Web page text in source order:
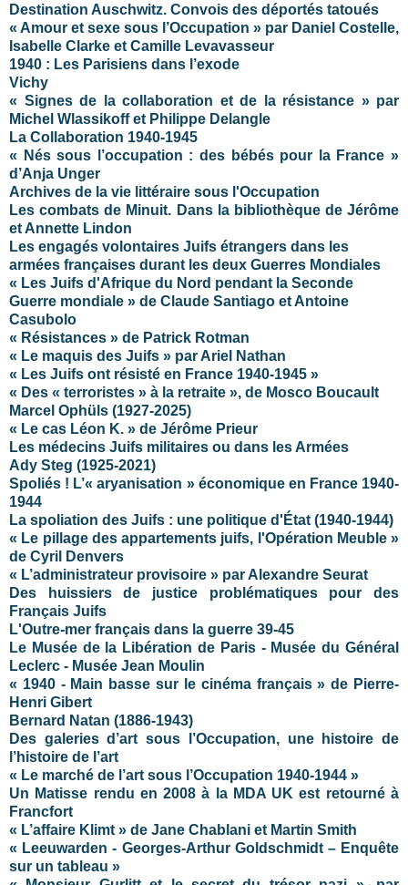
Destination Auschwitz. Convois des déportés tatoués
« Amour et sexe sous l’Occupation » par Daniel Costelle,
Isabelle Clarke et Camille Levavasseur
1940 : Les Parisiens dans l’exode
Vichy
« Signes de la collaboration et de la résistance » par
Michel Wlassikoff et Philippe Delangle
La Collaboration 1940-1945
« Nés sous l’occupation : des bébés pour la France »
d’Anja Unger
Archives de la vie littéraire sous l'Occupation
Les combats de Minuit. Dans la bibliothèque de Jérôme
et Annette Lindon
Les engagés volontaires Juifs étrangers dans les
armées françaises durant les deux Guerres Mondiales
« Les Juifs d'Afrique du Nord pendant la Seconde
Guerre mondiale » de Claude Santiago et Antoine
Casubolo
« Résistances » de Patrick Rotman
« Le maquis des Juifs » par Ariel Nathan
« Les Juifs ont résisté en France 1940-1945 »
« Des « terroristes » à la retraite », de Mosco Boucault
Marcel Ophüls (1927-2025)
« Le cas Léon K. » de Jérôme Prieur
Les médecins Juifs militaires ou dans les Armées
Ady Steg (1925-2021)
Spoliés ! L’« aryanisation » économique en France 1940-
1944
La spoliation des Juifs : une politique d'État (1940-1944)
« Le pillage des appartements juifs, l'Opération Meuble »
de Cyril Denvers
« L’administrateur provisoire » par Alexandre Seurat
Des huissiers de justice problématiques pour des
Français Juifs
L'Outre-mer français dans la guerre 39-45
Le Musée de la Libération de Paris - Musée du Général
Leclerc - Musée Jean Moulin
« 1940 - Main basse sur le cinéma français » de Pierre-
Henri Gibert
Bernard Natan (1886-1943)
Des galeries d’art sous l’Occupation, une histoire de
l’histoire de l’art
« Le marché de l’art sous l’Occupation 1940-1944 »
Un Matisse rendu en 2008 à la MDA UK est retourné à
Francfort
« L’affaire Klimt » de Jane Chablani et Martin Smith
« Leeuwarden - Georges-Arthur Goldschmidt – Enquête
sur un tableau »